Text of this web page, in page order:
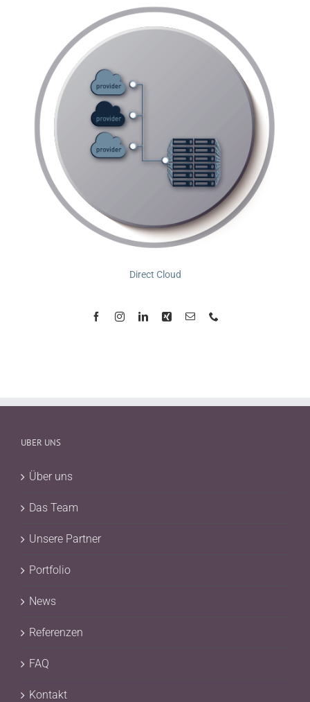
Direct Cloud
UBER UNS
Über uns
Das Team
Unsere Partner
Portfolio
News
Referenzen
FAQ
Kontakt